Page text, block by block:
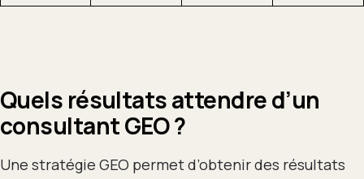
Quels résultats attendre d’un
consultant GEO ?
Une stratégie GEO permet d’obtenir des résultats